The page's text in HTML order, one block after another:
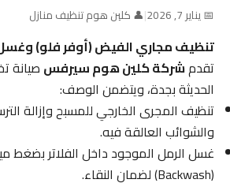
📅 يناير 7, 2026 |👤 كلين هوم تنظيف منازل
تنظيف مجاري الفيض (أوفر فلو) وغسل
تقدمشركة كلين هوم سيرفسصيانة
الحديثة بجدة، ويتضمن الوصف:
تنظيف المجرى الخارجي للمسبح وإزالة
والشوائب العالقة فيه.
غسل الرمل الموجود داخل الفلاتر بضغط